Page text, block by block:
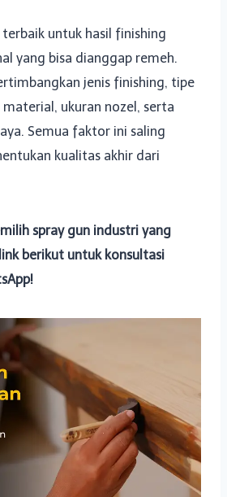
untuk hasil finishing
yang bisa dianggap remeh.
jenis finishing, tipe
material, ukuran nozel, serta
Semua faktor ini saling
kualitas akhir dari
spray gun industri yang
berikut untuk konsultasi